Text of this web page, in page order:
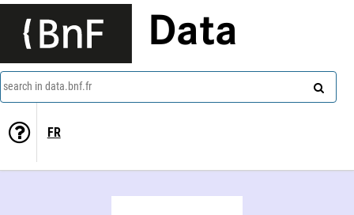
Data
search in data.bnf.fr
FR